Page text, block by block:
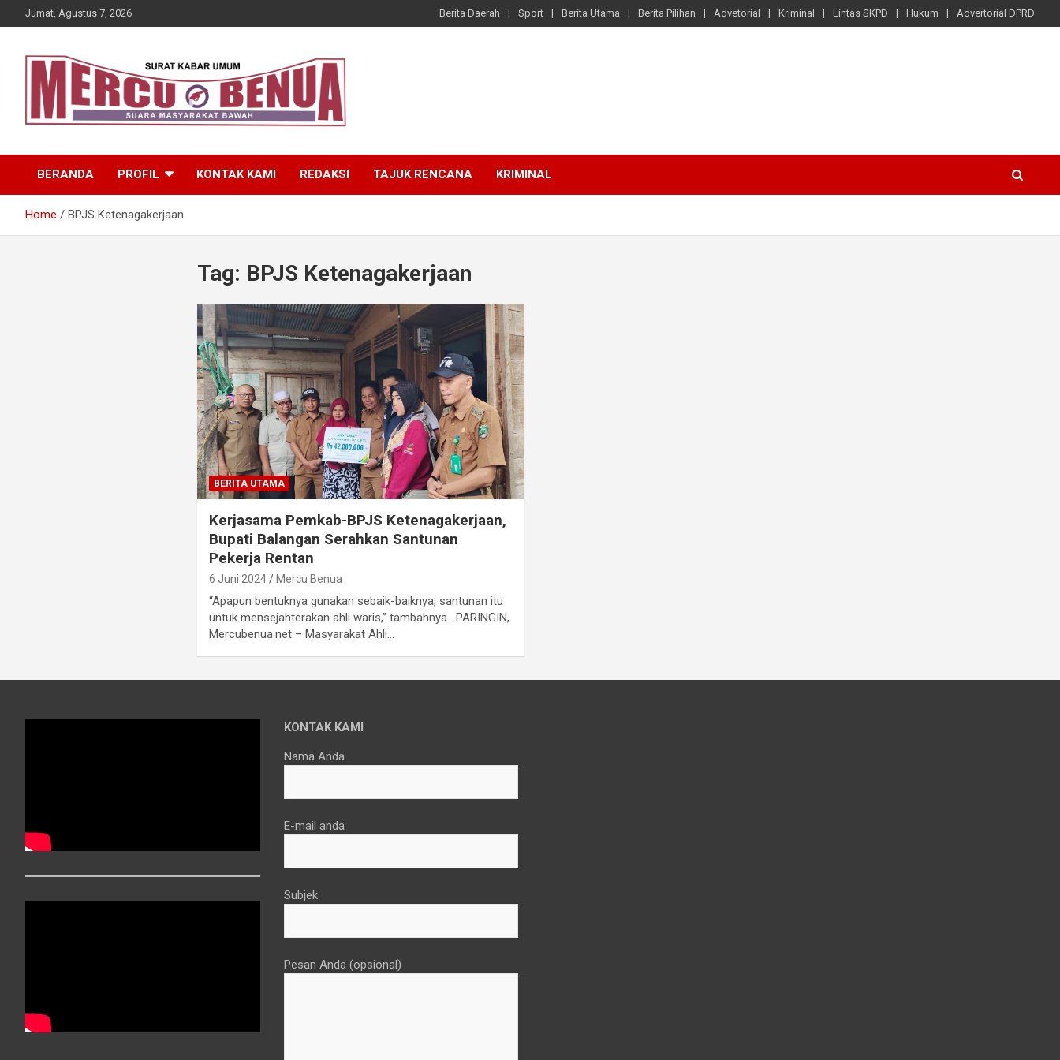
to
Jumat, Agustus 7, 2026 Berita Daerah Sport Berita Utama Berita Pilihan Advetorial Kriminal Lintas SKPD Hukum Advertorial DPRD
Mercu Benua
BERANDA PROFIL KONTAK KAMI REDAKSI TAJUK RENCANA KRIMINAL
Home BPJS Ketenagakerjaan
Tag: BPJS Ketenagakerjaan
BERITA UTAMA
Kerjasama Pemkab-BPJS Ketenagakerjaan,
Bupati Balangan Serahkan Santunan
Pekerja Rentan
6 Juni 2024 Mercu Benua
“Apapun bentuknya gunakan sebaik-baiknya, santunan itu
untuk mensejahterakan ahli waris,” tambahnya. PARINGIN,
Mercubenua.net – Masyarakat Ahli…
KONTAK KAMI
Nama Anda
E-mail anda
Subjek
Pesan Anda (opsional)